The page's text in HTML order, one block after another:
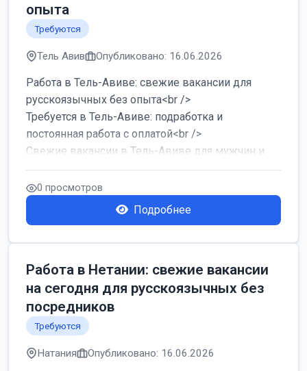
опыта
Требуются
Тель Авив Опубликовано: 16.06.2026
Работа в Тель-Авиве: свежие вакансии для
русскоязычных без опыта<br />
Требуется в Тель-Авиве: подработка и
постоянная работа с оплатой<br />
Свежие вакансии в Тель-Авиве для мужчин и
женщин от хозя...
0 просмотров
Подробнее
Работа в Нетании: свежие вакансии
на сегодня для русскоязычных без
посредников
Требуются
Натания Опубликовано: 16.06.2026